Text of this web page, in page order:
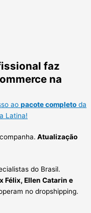
faz
na
ao pacote completo da
Latina!
Atualização
do Brasil.
Félix, Ellen Catarin e
no dropshipping.